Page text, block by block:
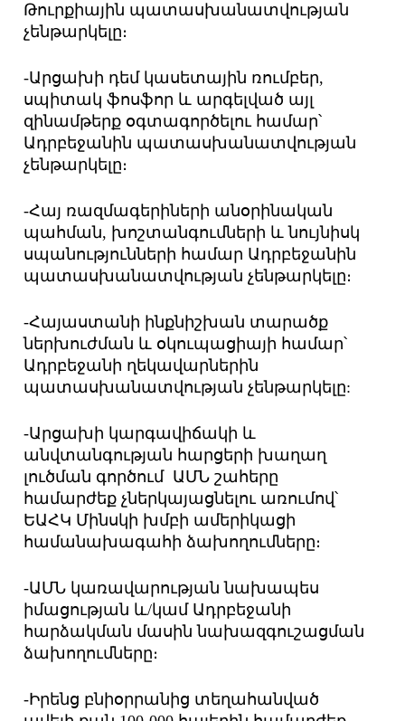
Թուրքիային պատասխանատվության
չենթարկելը։
-Արցախի դեմ կասետային ռումբեր,
սպիտակ ֆոսֆոր և արգելված այլ
զինամթերք օգտագործելու համար՝
Ադրբեջանին պատասխանատվության
չենթարկելը։
-Հայ ռազմագերիների անօրինական
պահման, խոշտանգումների և նույնիսկ
սպանությունների համար Ադրբեջանին
պատասխանատվության չենթարկելը։
-Հայաստանի ինքնիշխան տարածք
ներխուժման և օկուպացիայի համար՝
Ադրբեջանի ղեկավարներին
պատասխանատվության չենթարկելը:
-Արցախի կարգավիճակի և
անվտանգության հարցերի խաղաղ
լուծման գործում ԱՄՆ շահերը
համարժեք չներկայացնելու առումով՝
ԵԱՀԿ Մինսկի խմբի ամերիկացի
համանախագահի ձախողումները։
-ԱՄՆ կառավարության նախապես
իմացության և/կամ Ադրբեջանի
հարձակման մասին նախազգուշացման
ձախողումները։
-Իրենց բնիօրրանից տեղահանված